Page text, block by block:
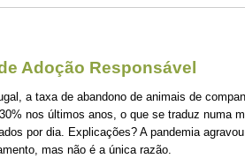
Adoção Responsável
a taxa de abandono de animais de
nos últimos anos, o que se traduz numa
por dia. Explicações? A pandemia
mas não é a única razão.